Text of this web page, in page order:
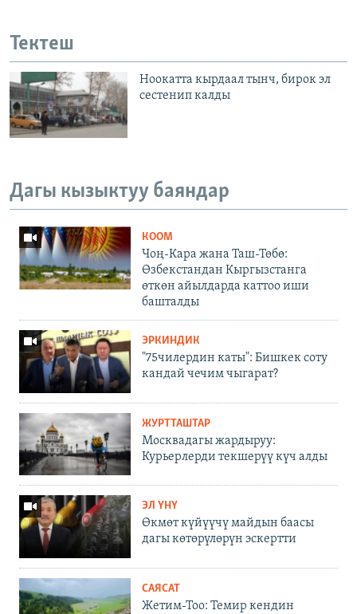
Тектеш
Ноокатта кырдаал тынч, бирок эл
сестенип калды
Дагы кызыктуу баяндар
КООМ
Чоң-Кара жана Таш-Төбө:
Өзбекстандан Кыргызстанга
өткөн айылдарда каттоо иши
башталды
ЭРКИНДИК
"75чилердин каты": Бишкек соту
кандай чечим чыгарат?
ЖУРТТАШТАР
Москвадагы жардыруу:
Курьерлерди текшерүү күч алды
ЭЛ ҮНҮ
Өкмөт күйүүчү майдын баасы
дагы көтөрүлөрүн эскертти
САЯСАТ
Жетим-Тоо: Темир кендин